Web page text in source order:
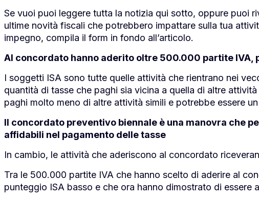
Se vuoi puoi leggere tutta la notizia qui sotto, oppure puoi
ultime novità fiscali che potrebbero impattare sulla tua
impegno, compila il form in fondo all’articolo.
Al concordato hanno aderito oltre 500.000 partite IVA,
I soggetti ISA sono tutte quelle attività che rientrano nei
quantità di tasse che paghi sia vicina a quella di altre
paghi molto meno di altre attività simili e potrebbe essere
Il concordato preventivo biennale è una manovra che
affidabili nel pagamento delle tasse
In cambio, le attività che aderiscono al concordato
Tra le 500.000 partite IVA che hanno scelto di aderire al
punteggio ISA basso e che ora hanno dimostrato di essere